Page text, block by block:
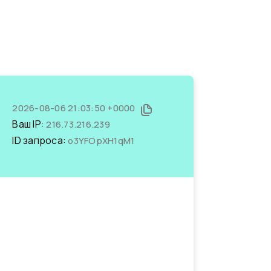
2026-08-06 21:03:50 +0000
Ваш IP:216.73.216.239
ID запроса:o3YFOpXH1qM1